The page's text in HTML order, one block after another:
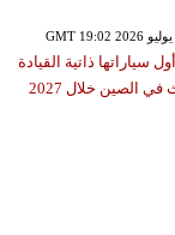
ذاتية القيادة
الصين خلال 2027